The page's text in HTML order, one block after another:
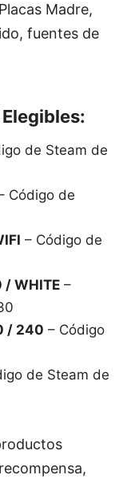
Madre,
fuentes de
de Steam de
Código de
– Código de
/ WHITE –
/ 240 – Código
de Steam de